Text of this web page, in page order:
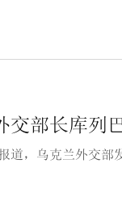
交部长库列
道，乌克兰外交